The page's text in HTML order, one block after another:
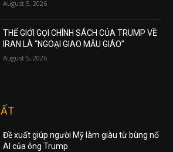
August 5, 2026
THẾ GIỚI GỌI CHÍNH SÁCH CỦA TRUMP VỀ
IRAN LÀ “NGOẠI GIAO MẪU GIÁO”
August 5, 2026
Đề xuất giúp người Mỹ làm giàu từ bùng nổ
AI của ông Trump